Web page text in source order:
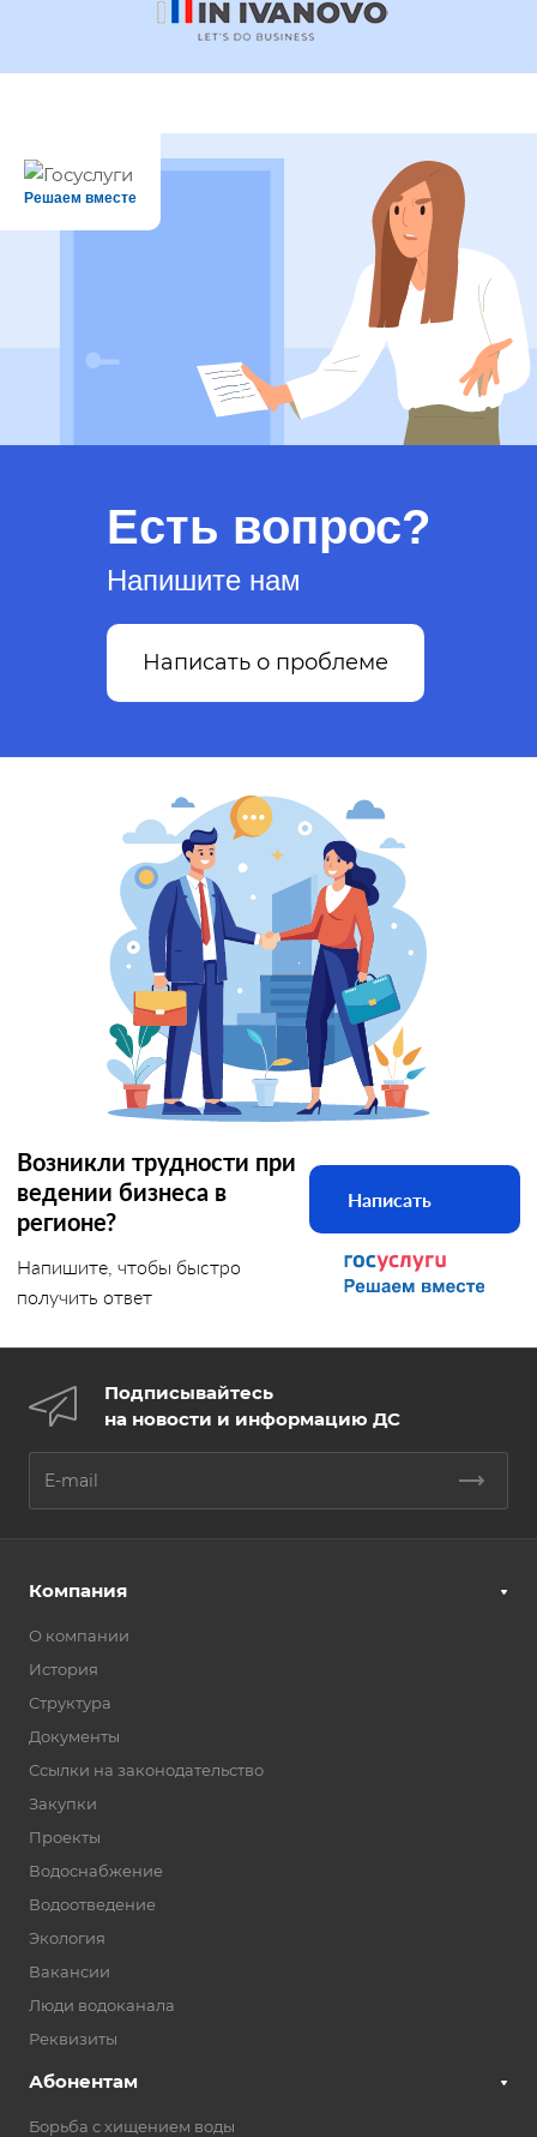
Есть вопрос?
Напишите нам
Написать о проблеме
Решаем вместе
Возникли трудности при
ведении бизнеса в
регионе?
Напишите, чтобы быстро
получить ответ
Написать
Подписывайтесь
на новости и информацию ДС
Компания
О компании
История
Структура
Документы
Ссылки на законодательство
Закупки
Проекты
Водоснабжение
Водоотведение
Экология
Вакансии
Люди водоканала
Реквизиты
Абонентам
Борьба с хищением воды